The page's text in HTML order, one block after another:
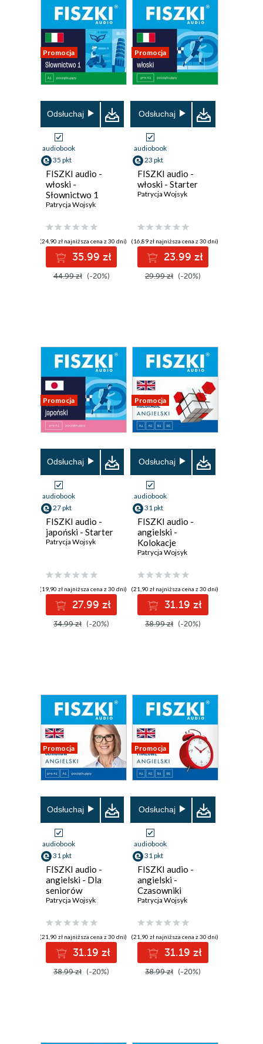
Promocja
Odsłuchaj
audiobook
35 pkt
FISZKI audio -
włoski -
Słownictwo 1
Patrycja Wojsyk
(24,90 zł najniższa cena z 30 dni)
35.99 zł
44.99 zł (-20%)
Promocja
Odsłuchaj
audiobook
23 pkt
FISZKI audio -
włoski - Starter
Patrycja Wojsyk
(16,89 zł najniższa cena z 30 dni)
23.99 zł
29.99 zł (-20%)
Promocja
Odsłuchaj
audiobook
27 pkt
FISZKI audio -
japoński - Starter
Patrycja Wojsyk
(19,90 zł najniższa cena z 30 dni)
27.99 zł
34.99 zł (-20%)
Promocja
Odsłuchaj
audiobook
31 pkt
FISZKI audio -
angielski -
Kolokacje
Patrycja Wojsyk
(21,90 zł najniższa cena z 30 dni)
31.19 zł
38.99 zł (-20%)
Promocja
Odsłuchaj
audiobook
31 pkt
FISZKI audio -
angielski - Dla
seniorów
Patrycja Wojsyk
(21,90 zł najniższa cena z 30 dni)
31.19 zł
38.99 zł (-20%)
Promocja
Odsłuchaj
audiobook
31 pkt
FISZKI audio -
angielski -
Czasowniki
frazowe
Patrycja Wojsyk
(21,90 zł najniższa cena z 30 dni)
31.19 zł
38.99 zł (-20%)